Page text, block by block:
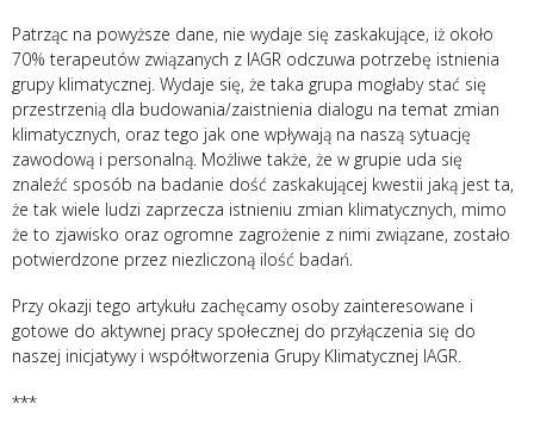
Patrząc na powyższe dane, nie wydaje się zaskakujące, iż około
70% terapeutów związanych z IAGR odczuwa potrzebę istnienia
grupy klimatycznej. Wydaje się, że taka grupa mogłaby stać się
przestrzenią dla budowania/zaistnienia dialogu na temat zmian
klimatycznych, oraz tego jak one wpływają na naszą sytuację
zawodową i personalną. Możliwe także, że w grupie uda się
znaleźć sposób na badanie dość zaskakującej kwestii jaką jest ta,
że tak wiele ludzi zaprzecza istnieniu zmian klimatycznych, mimo
że to zjawisko oraz ogromne zagrożenie z nimi związane, zostało
potwierdzone przez niezliczoną ilość badań.
Przy okazji tego artykułu zachęcamy osoby zainteresowane i
gotowe do aktywnej pracy społecznej do przyłączenia się do
naszej inicjatywy i współtworzenia Grupy Klimatycznej IAGR.
***